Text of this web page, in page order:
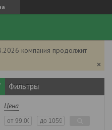
компания продолжит
Фильтры
Цена